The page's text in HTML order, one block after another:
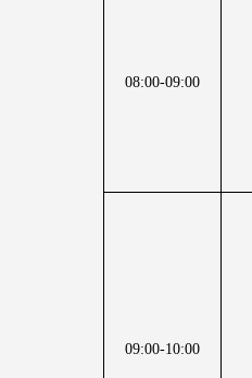
08:00-09:00
09:00-10:00